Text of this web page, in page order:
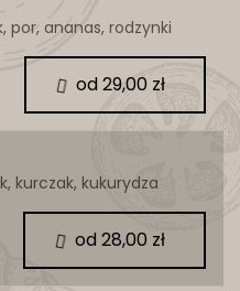
por, ananas, rodzynki
kurczak, kukurydza